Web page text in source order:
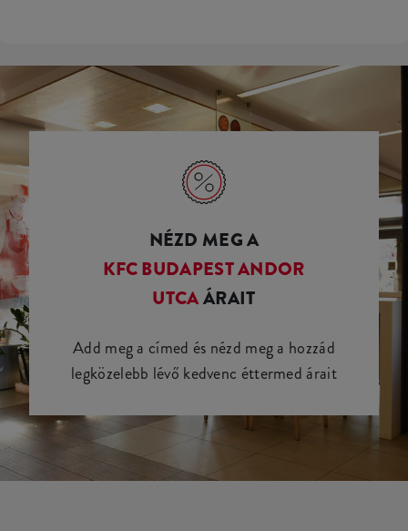
NÉZD MEG A
KFC BUDAPEST ANDOR
UTCAÁRAIT
Add meg a címed és nézd meg a hozzád
legközelebb lévő kedvenc éttermed árait